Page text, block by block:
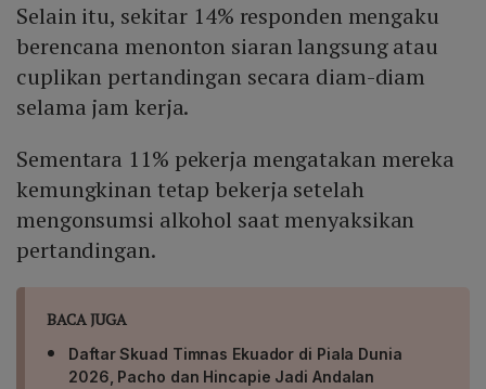
karena beban tambahan pada rekan kerja.
Selain itu, sekitar 14% responden mengaku
berencana menonton siaran langsung atau
cuplikan pertandingan secara diam-diam
selama jam kerja.
Sementara 11% pekerja mengatakan mereka
kemungkinan tetap bekerja setelah
mengonsumsi alkohol saat menyaksikan
pertandingan.
BACA JUGA
Daftar Skuad Timnas Ekuador di Piala Dunia
2026, Pacho dan Hincapie Jadi Andalan